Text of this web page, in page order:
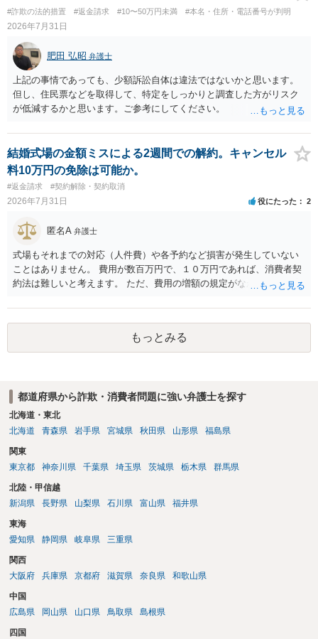
#詐欺の法的措置 #返金請求 #10〜50万円未満 #本名・住所・電話番号が判明
2026年7月31日
肥田 弘昭 弁護士
上記の事情であっても、少額訴訟自体は違法ではないかと思います。
但し、住民票などを取得して、特定をしっかりと調査した方がリスク
が低減するかと思います。ご参考にしてください。
結婚式場の金額ミスによる2週間での解約。キャンセル
料10万円の免除は可能か。
#返金請求 #契約解除・契約取消
2026年7月31日 役にたった 2
匿名A 弁護士
式場もそれまでの対応（人件費）や各予約など損害が発生していない
ことはありません。 費用が数百万円で、１０万円であれば、消費者契
約法は難しいと考えます。 ただ、費用の増額の規定がなかったのに増
ということになり、解約するのは理由がないことになります。
もっとみる
都道府県から詐欺・消費者問題に強い弁護士を探す
北海道・東北
北海道
青森県 岩手県 宮城県 秋田県 山形県 福島県
関東
東京都
神奈川県 千葉県 埼玉県 茨城県 栃木県 群馬県
北陸・甲信越
新潟県
長野県 山梨県 石川県 富山県 福井県
東海
愛知県
静岡県 岐阜県 三重県
関西
大阪府
兵庫県 京都府 滋賀県 奈良県 和歌山県
中国
広島県
岡山県 山口県 鳥取県 島根県
四国